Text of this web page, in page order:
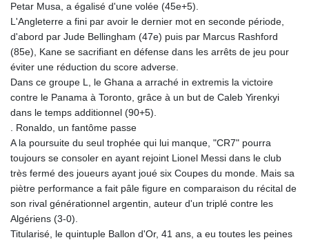
Petar Musa, a égalisé d'une volée (45e+5).
L'Angleterre a fini par avoir le dernier mot en seconde période,
d'abord par Jude Bellingham (47e) puis par Marcus Rashford
(85e), Kane se sacrifiant en défense dans les arrêts de jeu pour
éviter une réduction du score adverse.
Dans ce groupe L, le Ghana a arraché in extremis la victoire
contre le Panama à Toronto, grâce à un but de Caleb Yirenkyi
dans le temps additionnel (90+5).
. Ronaldo, un fantôme passe
A la poursuite du seul trophée qui lui manque, "CR7" pourra
toujours se consoler en ayant rejoint Lionel Messi dans le club
très fermé des joueurs ayant joué six Coupes du monde. Mais sa
piètre performance a fait pâle figure en comparaison du récital de
son rival générationnel argentin, auteur d'un triplé contre les
Algériens (3-0).
Titularisé, le quintuple Ballon d'Or, 41 ans, a eu toutes les peines